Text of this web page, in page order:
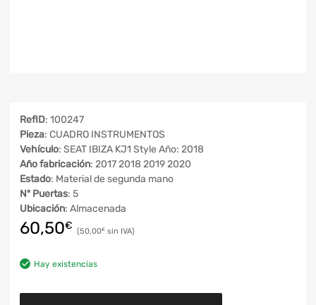
RefID: 100247
Pieza: CUADRO INSTRUMENTOS
Vehículo: SEAT IBIZA KJ1 Style Año: 2018
Año fabricación: 2017 2018 2019 2020
Estado: Material de segunda mano
Nº Puertas: 5
Ubicación: Almacenada
60,50€ 50,00€
Hay existencias